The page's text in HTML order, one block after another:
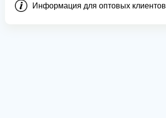
Информация для оптовых клиентов